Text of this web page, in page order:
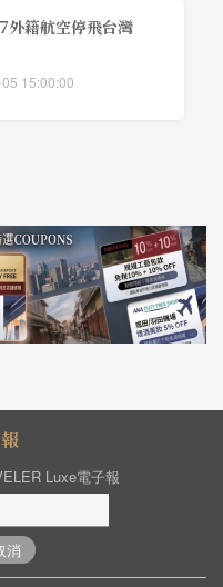
外籍航空停飛台灣
15:00:00
Luxe電子報
消